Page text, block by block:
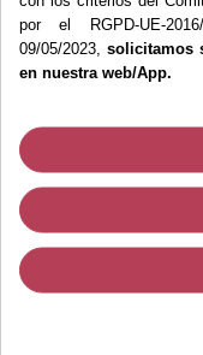
Pinza disección
13 cm. Aesculap
por el RGPD-UE-
09/05/2023,solicitamos
en nuestra web/App.